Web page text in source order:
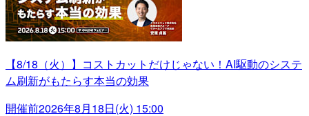
【8/18（火）】コストカットだけじゃない！AI駆動のシステ
ム刷新がもたらす本当の効果
開催前2026年8月18日(火) 15:00